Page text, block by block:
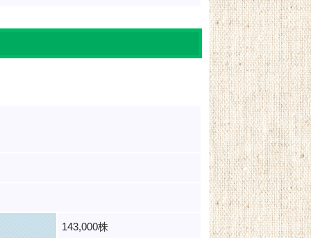
143,000株